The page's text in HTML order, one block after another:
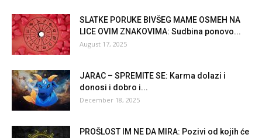
SLATKE PORUKE BIVŠEG MAME OSMEH NA
LICE OVIM ZNAKOVIMA: Sudbina ponovo...
August 17, 2025
JARAC – SPREMITE SE: Karma dolazi i
donosi i dobro i...
December 18, 2025
PROŠLOST IM NE DA MIRA: Pozivi od kojih će